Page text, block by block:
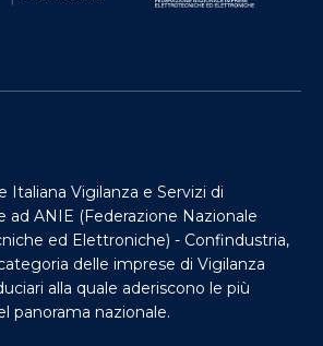
Italiana Vigilanza e Servizi di
ad ANIE (Federazione Nazionale
ed Elettroniche) - Confindustria,
delle imprese di Vigilanza
alla quale aderiscono le più
panorama nazionale.